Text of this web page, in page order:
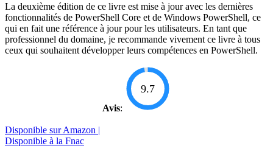
La deuxième édition de ce livre est mise à jour avec les dernières
fonctionnalités de PowerShell Core et de Windows PowerShell, ce
qui en fait une référence à jour pour les utilisateurs. En tant que
professionnel du domaine, je recommande vivement ce livre à tous
ceux qui souhaitent développer leurs compétences en PowerShell.
Avis:
9.7
Disponible sur Amazon |
Disponible à la Fnac